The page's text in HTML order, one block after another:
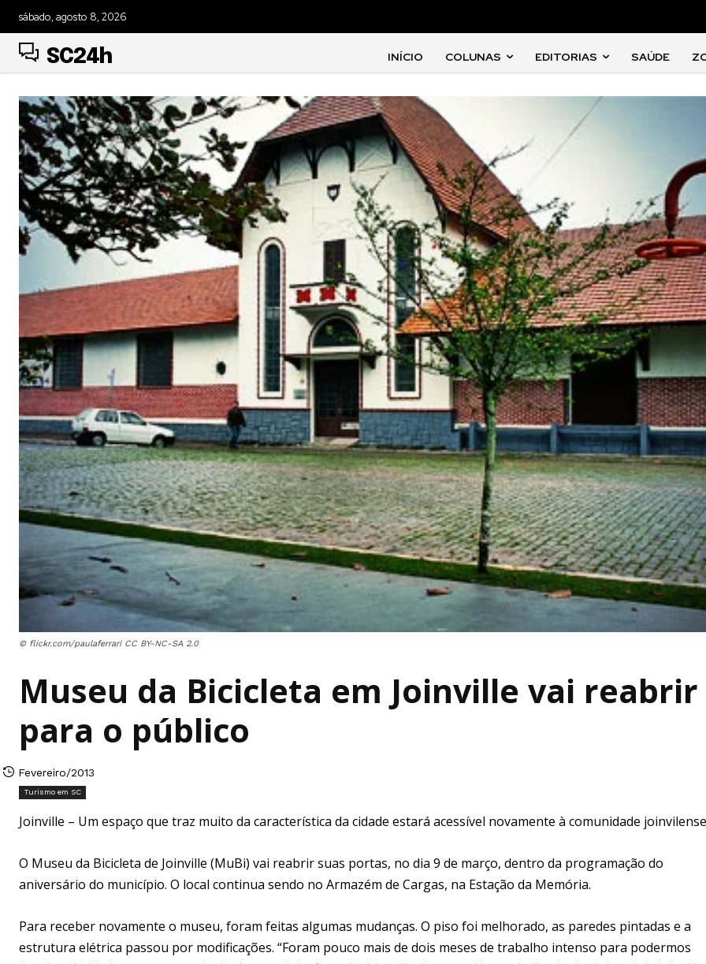
sábado, agosto 8, 2026
SC24h INÍCIO COLUNAS EDITORIAS SAÚDE
© flickr.com/paulaferrari CC BY-NC-SA 2.0
Museu da Bicicleta em Joinville vai reabrir
para o público
Fevereiro/2013
Turismo em SC
Joinville – Um espaço que traz muito da característica da cidade estará acessível novamente à comunidade
O Museu da Bicicleta de Joinville (MuBi) vai reabrir suas portas, no dia 9 de março, dentro da programação do
aniversário do município. O local continua sendo no Armazém de Cargas, na Estação da Memória.
Para receber novamente o museu, foram feitas algumas mudanças. O piso foi melhorado, as paredes pintadas e a
estrutura elétrica passou por modificações. “Foram pouco mais de dois meses de trabalho intenso para podermos